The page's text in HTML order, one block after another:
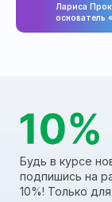
Лариса
основатель
Будь в курсе
подпишись на
10%! Только